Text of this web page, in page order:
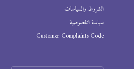
الشروط والسياسات
سياسة الخصوصية
Customer Complaints Code